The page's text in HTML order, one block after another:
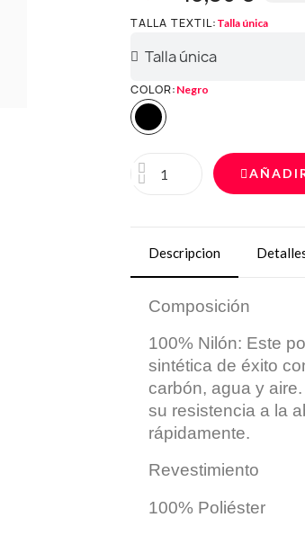
TALLA TEXTIL Talla única
COLOR Negro
Descripcion
Composición
100% Nilón: Este
sintética de éxito
carbón, agua y
su resistencia a la
rápidamente.
Revestimiento
100% Poliéster